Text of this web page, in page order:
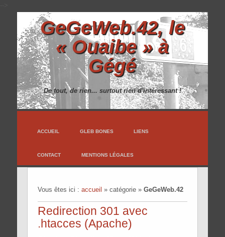
GeGeWeb.42, le
« Ouaibe » à
Gégé
De tout, de rien... surtout rien d'intéressant !
ACCUEIL GLEB BONES LIENS
CONTACT MENTIONS LÉGALES
Vous êtes ici : accueil » catégorie» GeGeWeb.42
Redirection 301 avec
.htacces (Apache)